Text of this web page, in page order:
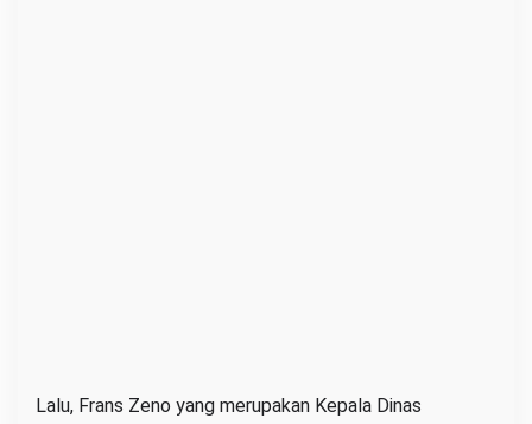
Lalu, Frans Zeno yang merupakan Kepala Dinas